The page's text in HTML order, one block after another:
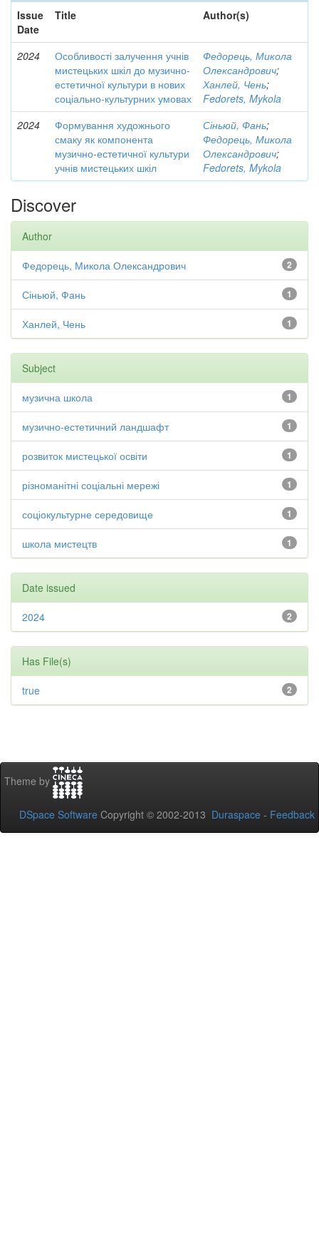
Issue
Date
Title Author(s)
2024
Особливості залучення учнів
мистецьких шкіл до музично-
естетичної культури в нових
соціально-культурних умовах
Федорець, Микола
Олександрович;
Ханлей, Чень;
Fedorets, Mykola
2024
Формування художнього
смаку як компонента
музично-естетичної культури
учнів мистецьких шкіл
Сіньюй, Фань;
Федорець, Микола
Олександрович;
Fedorets, Mykola
Discover
Author
2
Федорець, Микола Олександрович
1
Сіньюй, Фань
1
Ханлей, Чень
Subject
1
музична школа
1
музично-естетичний ландшафт
1
розвиток мистецької освіти
1
різноманітні соціальні мережі
1
соціокультурне середовище
1
школа мистецтв
Date issued
2
2024
Has File(s)
2
true
Theme by
DSpace Software Copyright © 2002-2013 Duraspace - Feedback